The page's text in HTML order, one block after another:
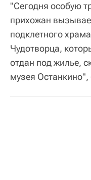
"Сегодня особую
прихожан
подклетного
Чудотворца,
отдан под жилье,
музея